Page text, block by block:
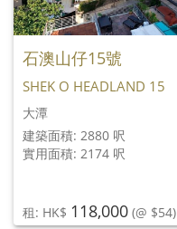
石澳山仔15號
SHEK O HEADLAND 15
大潭
建築面積: 2880 呎
實用面積: 2174 呎
租: HK$ 118,000 (@ $54)